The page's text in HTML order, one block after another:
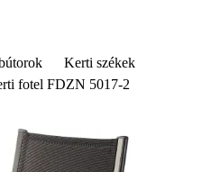
Kerti székek
fotel FDZN 5017-2